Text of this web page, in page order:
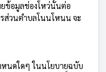
ยข้อมูลช่องโหว่นั้นต่อ
ส่วนตำบลโนนโหนน จะ
หนดใดๆ ในนโยบายฉบับ